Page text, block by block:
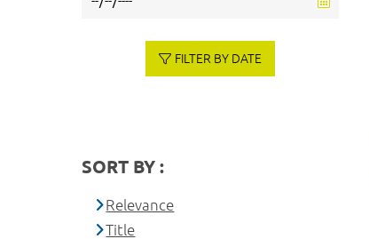
FILTER BY DATE
SORT BY :
Relevance
Title